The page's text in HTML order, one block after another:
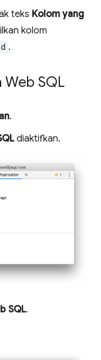
teks Kolom yang
kolom
.
SQL
.
diaktifkan.
SQL.